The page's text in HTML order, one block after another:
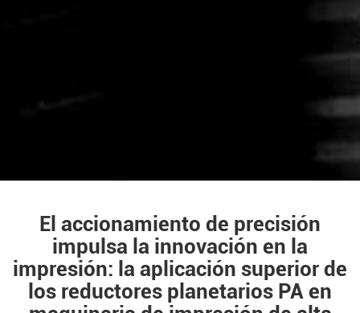
El accionamiento de precisión
impulsa la innovación en la
impresión: la aplicación superior de
los reductores planetarios PA en